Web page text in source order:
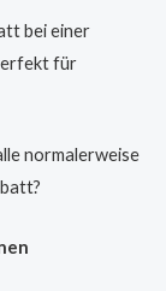
bei einer
für
normalerweise